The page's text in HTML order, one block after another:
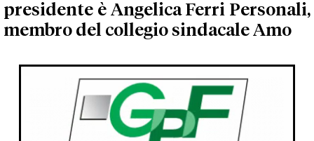
presidente è Angelica Ferri Personali,
membro del collegio sindacale Amo